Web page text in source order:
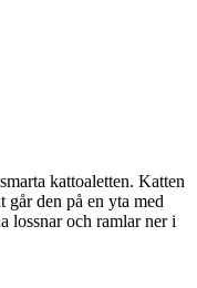
kattoaletten. Katten
går den på en yta med
lossnar och ramlar ner i